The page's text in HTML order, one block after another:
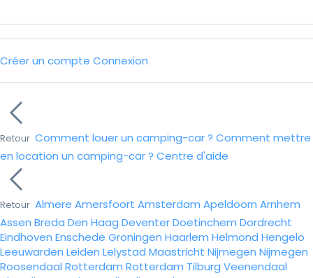
Créer un compte Connexion
Retour Comment louer un camping-car ? Comment mettre
en location un camping-car ? Centre d'aide
Retour Almere Amersfoort Amsterdam Apeldoorn Arnhem
Assen Breda Den Haag DeventerDoetinchem Dordrecht
Eindhoven Enschede Groningen Haarlem Helmond Hengelo
Leeuwarden Leiden Lelystad Maastricht Nijmegen Nijmegen
Roosendaal Rotterdam Rotterdam Tilburg Veenendaal